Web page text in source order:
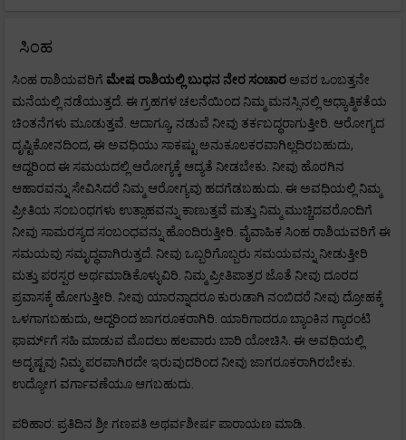
ಸಿಂಹ
ಸಿಂಹ ರಾಶಿಯವರಿಗೆ ಮೇಷ ರಾಶಿಯಲ್ಲಿ ಬುಧನ ನೇರ ಸಂಚಾರ ಅವರ ಒಂಬತ್ತನೇ
ಮನೆಯಲ್ಲಿ ನಡೆಯುತ್ತದೆ. ಈ ಗ್ರಹಗಳ ಚಲನೆಯಿಂದ ನಿಮ್ಮ ಮನಸ್ಸಿನಲ್ಲಿ ಆಧ್ಯಾತ್ಮಿಕತೆಯ
ಚಿಂತನೆಗಳು ಮೂಡುತ್ತವೆ. ಆದಾಗ್ಯೂ, ನಡುವೆ ನೀವು ತರ್ಕಬದ್ಧರಾಗುತ್ತೀರಿ. ಆರೋಗ್ಯದ
ದೃಷ್ಟಿಕೋನದಿಂದ, ಈ ಅವಧಿಯು ಸಾಕಷ್ಟು ಅನುಕೂಲಕರವಾಗಿಲ್ಲದಿರಬಹುದು,
ಆದ್ದರಿಂದ ಈ ಸಮಯದಲ್ಲಿ ಆರೋಗ್ಯಕ್ಕೆ ಆದ್ಯತೆ ನೀಡಬೇಕು. ನೀವು ಹೊರಗಿನ
ಆಹಾರವನ್ನು ಸೇವಿಸಿದರೆ ನಿಮ್ಮ ಆರೋಗ್ಯವು ಹದಗೆಡಬಹುದು. ಈ ಅವಧಿಯಲ್ಲಿ ನಿಮ್ಮ
ಪ್ರೀತಿಯ ಸಂಬಂಧಗಳು ಉತ್ಸಾಹವನ್ನು ಕಾಣುತ್ತವೆ ಮತ್ತು ನಿಮ್ಮ ಮುಚ್ಚಿದವರೊಂದಿಗೆ
ನೀವು ಸಾಮರಸ್ಯದ ಸಂಬಂಧವನ್ನು ಹೊಂದಿರುತ್ತೀರಿ. ವೈವಾಹಿಕ ಸಿಂಹ ರಾಶಿಯವರಿಗೆ ಈ
ಸಮಯವು ಸಮೃದ್ಧವಾಗಿರುತ್ತದೆ. ನೀವು ಒಬ್ಬರಿಗೊಬ್ಬರು ಸಮಯವನ್ನು ನೀಡುತ್ತೀರಿ
ಮತ್ತು ಪರಸ್ಪರ ಅರ್ಥಮಾಡಿಕೊಳ್ಳುವಿರಿ. ನಿಮ್ಮ ಪ್ರೀತಿಪಾತ್ರರ ಜೊತೆ ನೀವು ದೂರದ
ಪ್ರವಾಸಕ್ಕೆ ಹೋಗುತ್ತೀರಿ. ನೀವು ಯಾರನ್ನಾದರೂ ಕುರುಡಾಗಿ ನಂಬಿದರೆ ನೀವು ದ್ರೋಹಕ್ಕೆ
ಒಳಗಾಗಬಹುದು, ಆದ್ದರಿಂದ ಜಾಗರೂಕರಾಗಿರಿ. ಯಾರಿಗಾದರೂ ಬ್ಯಾಂಕಿನ ಗ್ಯಾರಂಟಿ
ಫಾರ್ಮ್‌ಗೆ ಸಹಿ ಮಾಡುವ ಮೊದಲು ಹಲವಾರು ಬಾರಿ ಯೋಚಿಸಿ. ಈ ಅವಧಿಯಲ್ಲಿ
ಅದೃಷ್ಟವು ನಿಮ್ಮ ಪರವಾಗಿರದೇ ಇರುವುದರಿಂದ ನೀವು ಜಾಗರೂಕರಾಗಿರಬೇಕು.
ಉದ್ಯೋಗ ವರ್ಗಾವಣೆಯೂ ಆಗಬಹುದು.
ಪರಿಹಾರ: ಪ್ರತಿದಿನ ಶ್ರೀ ಗಣಪತಿ ಅಥರ್ವಶೀರ್ಷ ಪಾರಾಯಣ ಮಾಡಿ.